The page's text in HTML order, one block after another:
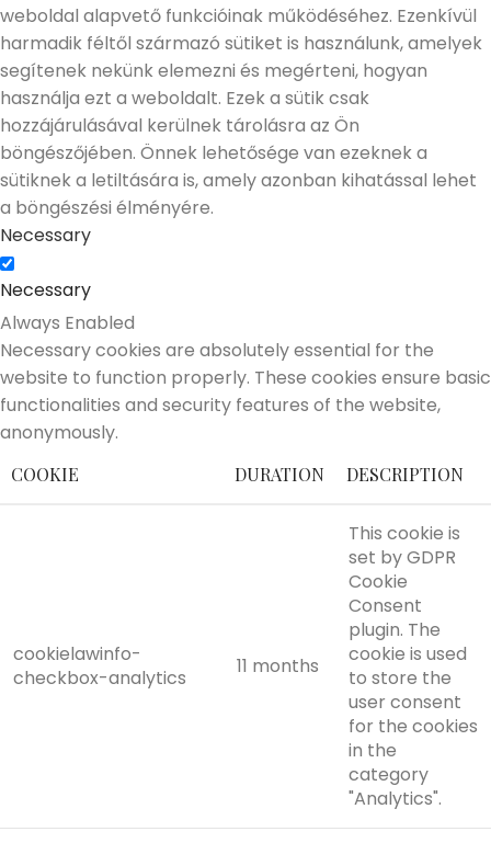
weboldal alapvető funkcióinak működéséhez. Ezenkívül
harmadik féltől származó sütiket is használunk, amelyek
segítenek nekünk elemezni és megérteni, hogyan
használja ezt a weboldalt. Ezek a sütik csak
hozzájárulásával kerülnek tárolásra az Ön
böngészőjében. Önnek lehetősége van ezeknek a
sütiknek a letiltására is, amely azonban kihatással lehet
a böngészési élményére.
Necessary
Necessary
Always Enabled
Necessary cookies are absolutely essential for the
website to function properly. These cookies ensure basic
functionalities and security features of the website,
anonymously.
COOKIE DURATION DESCRIPTION
cookielawinfo-
checkbox-analytics
11 months
This cookie is
set by GDPR
Cookie
Consent
plugin. The
cookie is used
to store the
user consent
for the cookies
in the
category
"Analytics".